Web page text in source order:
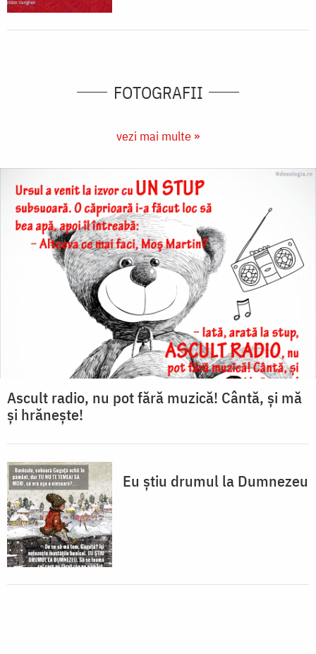
FOTOGRAFII
vezi mai multe »
Ascult radio, nu pot fără muzică! Cântă, și mă
şi hrăneşte!
Eu ştiu drumul la Dumnezeu